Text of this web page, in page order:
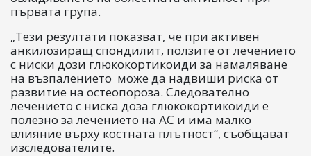
първата група.
„Тези резултати показват, че при активен
анкилозиращ спондилит, ползите от лечението
с ниски дози глюкокортикоиди за намаляване
на възпалението може да надвиши риска от
развитие на остеопороза. Следователно
лечението с ниска доза глюкокортикоиди е
полезно за лечението на АС и има малко
влияние върху костната плътност“, съобщават
изследователите.